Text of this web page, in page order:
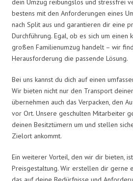
dein Umzug reibungslos und stressfrei
bestens mit den Anforderungen eines
nach Split aus und garantieren dir eine
Durchführung. Egal, ob es sich um
großen Familienumzug handelt – wir
Herausforderung die passende Lösung.
Bei uns kannst du dich auf einen
Wir bieten nicht nur den Transport
übernehmen auch das Verpacken, den
vor Ort. Unsere geschulten Mitarbeiter
deinen Besitztümern um und stellen
Zielort ankommt.
Ein weiterer Vorteil, den wir dir bieten,
Preisgestaltung. Wir erstellen dir gerne